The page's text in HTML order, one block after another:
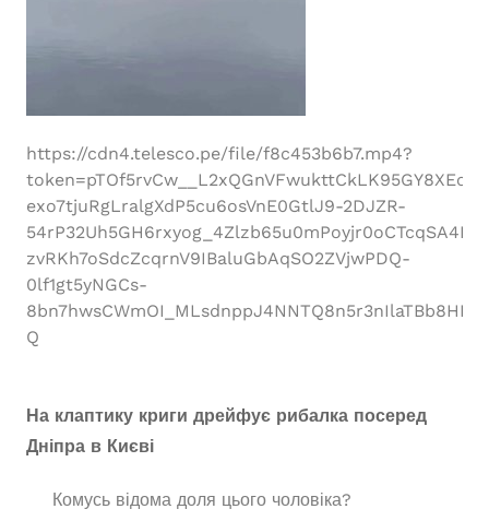
https://cdn4.telesco.pe/file/f8c453b6b7.mp4?
token=pTOf5rvCw__L2xQGnVFwukttCkLK95GY8XEc-
exo7tjuRgLralgXdP5cu6osVnE0GtlJ9-2DJZR-
zvRKh7oSdcZcqrnV9IBaluGbAqSO2ZVjwPDQ-
0lf1gt5yNGCs-
Q
На клаптику криги дрейфує рибалка посеред
Дніпра в Києві
Комусь відома доля цього чоловіка?